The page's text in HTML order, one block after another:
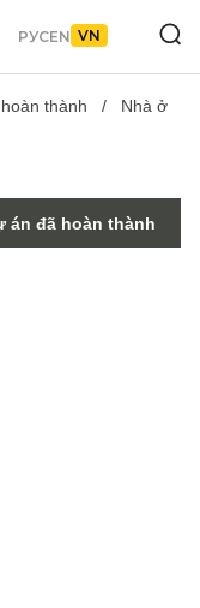
РУСEN VN
thành Nhà ở
án đã hoàn thành